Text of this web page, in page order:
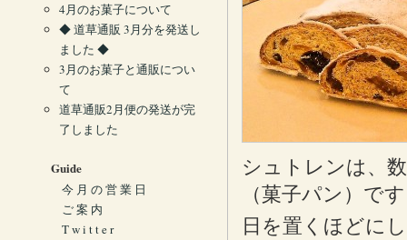
シュトレンは、
（菓子パン）で
日を置くほどに
4月のお菓子について
◆ 道草通販 3月分を発送し
ました ◆
3月のお菓子と通販につい
て
道草通販2月便の発送が完
了しました
Guide
今 月 の 営 業 日
ご 案 内
T w i t t e r